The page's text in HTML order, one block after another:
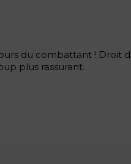
du combattant ! Droit
plus rassurant.